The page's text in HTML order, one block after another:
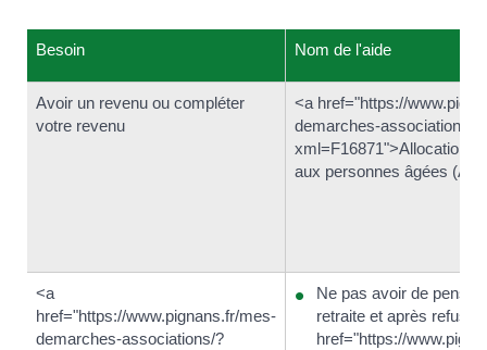
Besoin Nom de l'aide
Avoir un revenu ou compléter
votre revenu
<a href="https://
demarches-associations/?
xml=F16871">Allocation
aux personnes âgées
<a
href="https://www.pignans.fr/mes-
demarches-associations/?
Ne pas avoir de
retraite et après refus
href="https://